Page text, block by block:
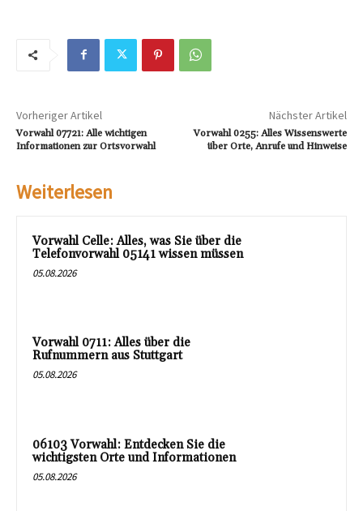
Vorheriger Artikel
Vorwahl 07721: Alle wichtigen
Informationen zur Ortsvorwahl
Nächster Artikel
Vorwahl 0255: Alles Wissenswerte
über Orte, Anrufe und Hinweise
Weiterlesen
Vorwahl Celle: Alles, was Sie über die
Telefonvorwahl 05141 wissen müssen
05.08.2026
Vorwahl 0711: Alles über die
Rufnummern aus Stuttgart
05.08.2026
06103 Vorwahl: Entdecken Sie die
wichtigsten Orte und Informationen
05.08.2026